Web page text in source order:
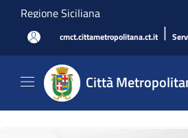
Salta al contenuto principale
Regione Siciliana
cmct.cittametropolitana.ct.it |
Città